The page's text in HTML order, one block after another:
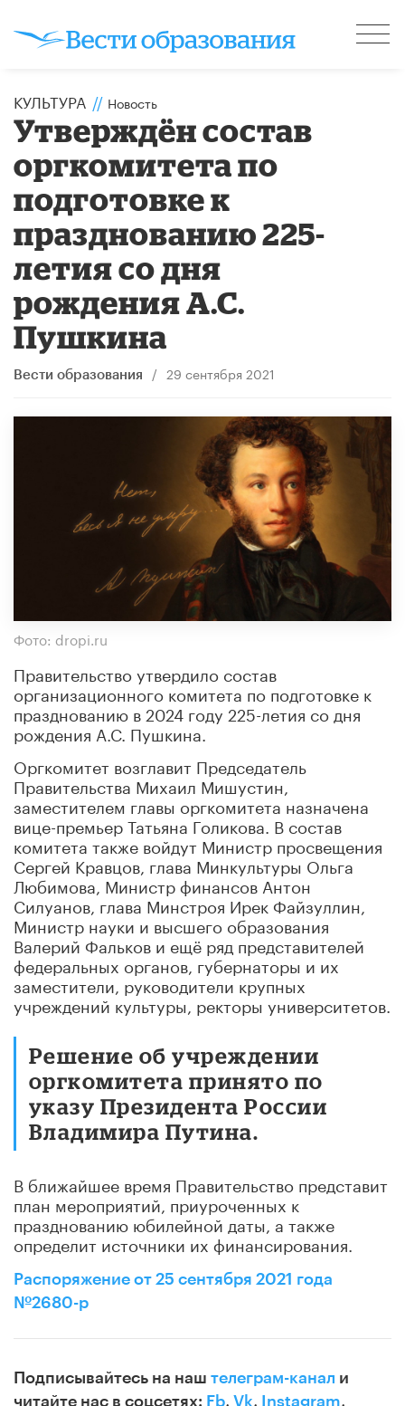
КУЛЬТУРА // Новость
Утверждён состав
оргкомитета по
подготовке к
празднованию 225-
летия со дня
рождения А.С.
Пушкина
Вести образования / 29 сентября 2021
Фото: dropi.ru
Правительство утвердило состав
организационного комитета по подготовке к
празднованию в 2024 году 225-летия со дня
рождения А.С. Пушкина.
Оргкомитет возглавит Председатель
Правительства Михаил Мишустин,
заместителем главы оргкомитета назначена
вице-премьер Татьяна Голикова. В состав
комитета также войдут Министр просвещения
Сергей Кравцов, глава Минкультуры Ольга
Любимова, Министр финансов Антон
Силуанов, глава Минстроя Ирек Файзуллин,
Министр науки и высшего образования
Валерий Фальков и ещё ряд представителей
федеральных органов, губернаторы и их
заместители, руководители крупных
учреждений культуры, ректоры университетов.
Решение об учреждении
оргкомитета принято по
указу Президента России
Владимира Путина.
В ближайшее время Правительство представит
план мероприятий, приуроченных к
празднованию юбилейной даты, а также
определит источники их финансирования.
Распоряжение от 25 сентября 2021 года
№2680-р
Подписывайтесь на наш телеграм-канал и
читайте нас в соцсетях: Fb, Vk, Instagram,